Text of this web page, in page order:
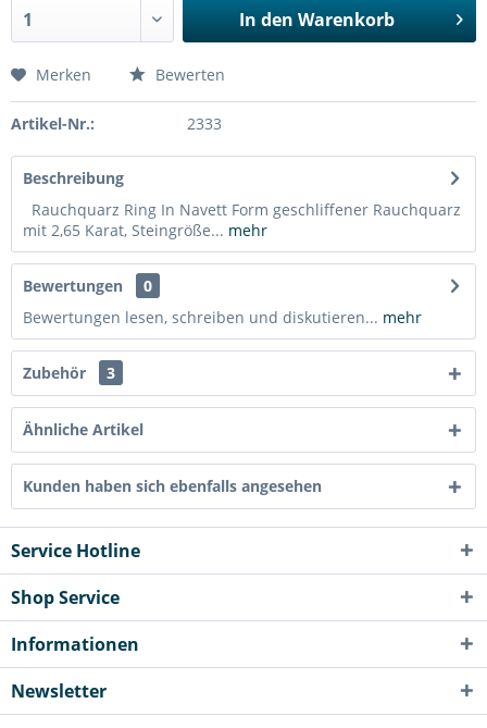
In den Warenkorb
Merken Bewerten
Artikel-Nr.: 2333
Beschreibung
Rauchquarz Ring In Navett Form geschliffener Rauchquarz
mit 2,65 Karat, Steingröße... mehr
Bewertungen
0
Bewertungen lesen, schreiben und diskutieren... mehr
Zubehör 3
Ähnliche Artikel
Kunden haben sich ebenfalls angesehen
Service Hotline
Shop Service
Informationen
Newsletter